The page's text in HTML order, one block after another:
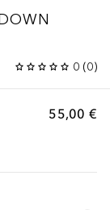
0 (0)
55,00 €